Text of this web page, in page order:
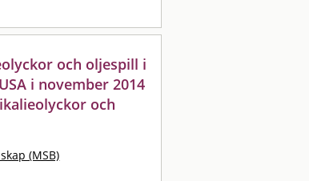
och oljespill i
i november 2014
och
(MSB)